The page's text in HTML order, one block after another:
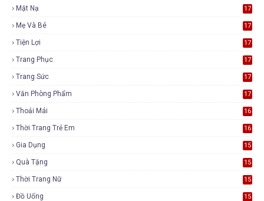
Mặt Nạ 17
Mẹ Và Bé 17
Tiện Lợi 17
Trang Phục 17
Trang Sức 17
Văn Phòng Phẩm 17
Thoải Mái 16
Thời Trang Trẻ Em 16
Gia Dụng 15
Quà Tặng 15
Thời Trang Nữ 15
Đồ Uống 15